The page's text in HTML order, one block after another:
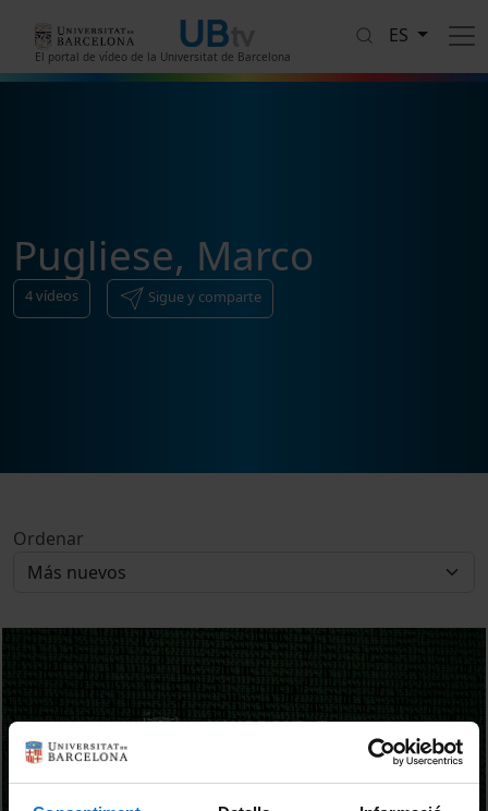
El portal de vídeo de la Universitat de Barcelona
ES
Pugliese, Marco
4vídeos Sigue y comparte
Ordenar